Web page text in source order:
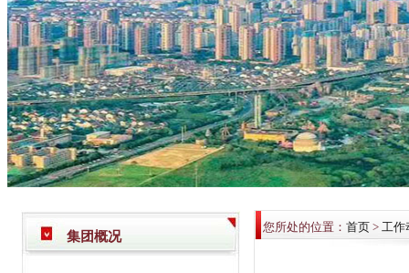
集团概况
您所处的位置： 首页 > 工作